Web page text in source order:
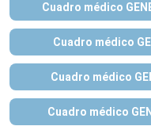
Cuadro médico
Cuadro médico
Cuadro médico
Cuadro médico